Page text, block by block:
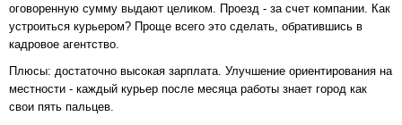
оговоренную сумму выдают целиком. Проезд - за счет компании. Как
устроиться курьером? Проще всего это сделать, обратившись в
кадровое агентство.
Плюсы: достаточно высокая зарплата. Улучшение ориентирования на
местности - каждый курьер после месяца работы знает город как
свои пять пальцев.